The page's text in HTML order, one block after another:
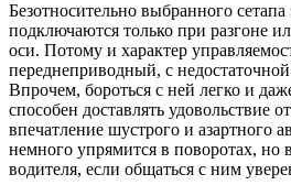
Безотносительно выбранного сетапа
подключаются только при разгоне
оси. Потому и характер
переднеприводный, с
Впрочем, бороться с ней легко и
способен доставлять удовольствие
впечатление шустрого и азартного
немного упрямится в поворотах, но
водителя, если общаться с ним